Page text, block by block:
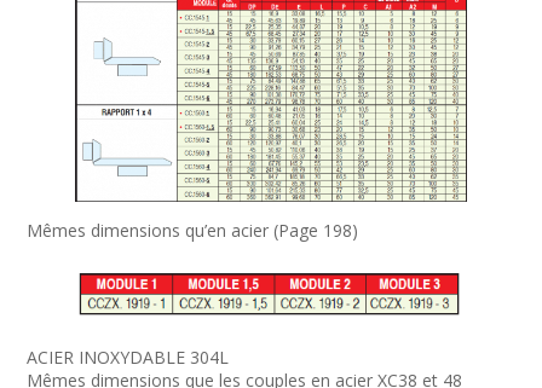
Mêmes dimensions qu’en acier (Page 198)
ACIER INOXYDABLE 304L
Mêmes dimensions que les couples en acier XC38 et 48